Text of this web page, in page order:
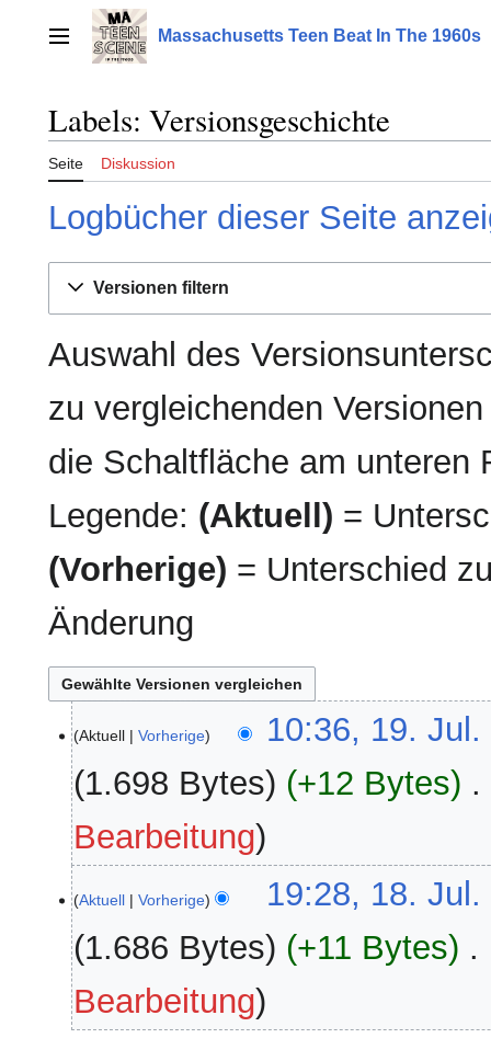
springenHauptmenü Massachusetts Teen Beat In The 1960s
Labels: Versionsgeschichte
Seite Diskussion
Logbücher dieser Seite
Versionen filtern
Auswahl des
zu vergleichenden
die Schaltfläche am unteren
Legende: (Aktuell) =
(Vorherige) = Unterschied
Änderung
Juli
2026
Aktuell Vorherige
10:36, 19. Jul.
1.698 Bytes
+12 Bytes
Bearbeitung
Juli
2026
Aktuell Vorherige
19:28, 18. Jul.
1.686 Bytes
+11 Bytes
Bearbeitung